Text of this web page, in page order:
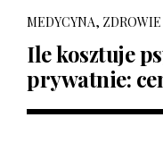
MEDYCYNA, ZDROWIE
Ile kosztuje
prywatnie: